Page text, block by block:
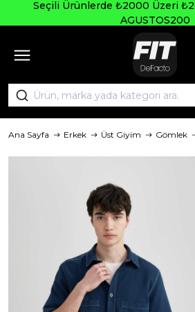
Seçili Ürünlerde ₺2000 Üzeri
AGUSTOS200
Ana Sayfa Erkek Üst Giyim Gömlek